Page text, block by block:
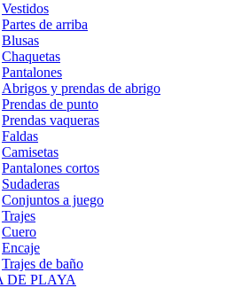
Vestidos
Partes de arriba
Blusas
Chaquetas
Pantalones
Abrigos y prendas de abrigo
Prendas de punto
Prendas vaqueras
Faldas
Camisetas
Pantalones cortos
Sudaderas
Conjuntos a juego
Trajes
Cuero
Encaje
Trajes de baño
DE PLAYA